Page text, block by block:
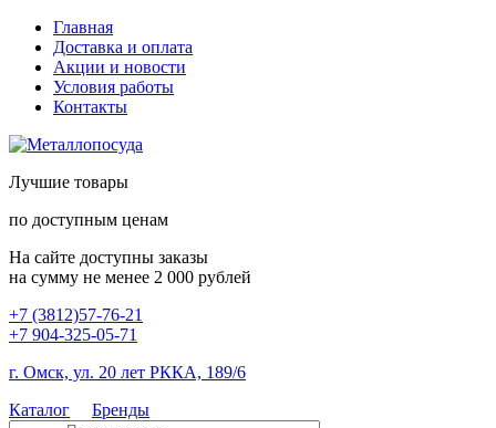
Главная
Доставка и оплата
Акции и новости
Условия работы
Контакты
Лучшие товары
по доступным ценам
На сайте доступны заказы
на сумму не менее 2 000 рублей
+7 (3812)57-76-21
+7 904-325-05-71
г. Омск, ул. 20 лет РККА, 189/6
Каталог
Бренды